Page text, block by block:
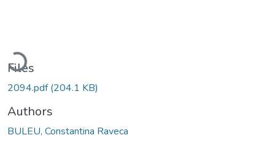
Loading...
Files
2094.pdf(204.1 KB)
Authors
BULEU, Constantina Raveca